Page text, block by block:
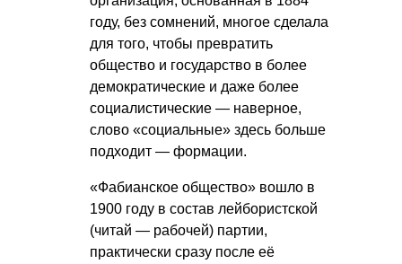
году, без сомнений, многое сделала
для того, чтобы превратить
общество и государство в более
демократические и даже более
социалистические — наверное,
слово «социальные» здесь больше
подходит — формации.
«Фабианское общество» вошло в
1900 году в состав лейбористской
(читай — рабочей) партии,
практически сразу после её